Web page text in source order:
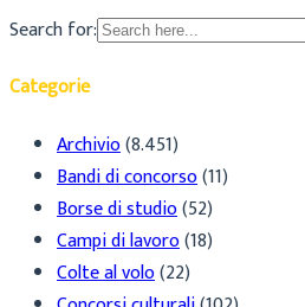
Search for:
Categorie
Archivio(8.451)
Bandi di concorso(11)
Borse di studio(52)
Campi di lavoro(18)
Colte al volo(22)